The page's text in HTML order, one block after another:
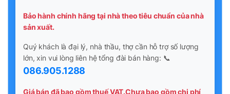
Bảo hành chính hãng tại nhà theo tiêu chuẩn của nhà
sản xuất.
Quý khách là đại lý, nhà thầu, thợ cần hỗ trợ số lượng
lớn, xin vui lòng liên hệ tổng đài bán hàng: 📞
086.905.1288
Giá bán đã bao gồm thuế VAT.Chưa bao gồm chi phí